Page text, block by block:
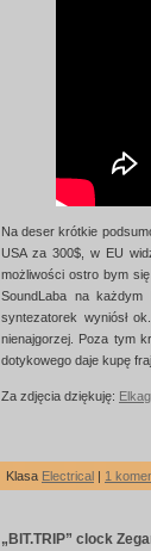
Na deser krótkie
USA za 300$, w EU
możliwości ostro bym
SoundLaba na
syntezatorek wyniósł
nienajgorzej. Poza tym
dotykowego daje kupę
Za zdjęcia dziękuję:
Klasa Electrical | 1
„BIT.TRIP” clock